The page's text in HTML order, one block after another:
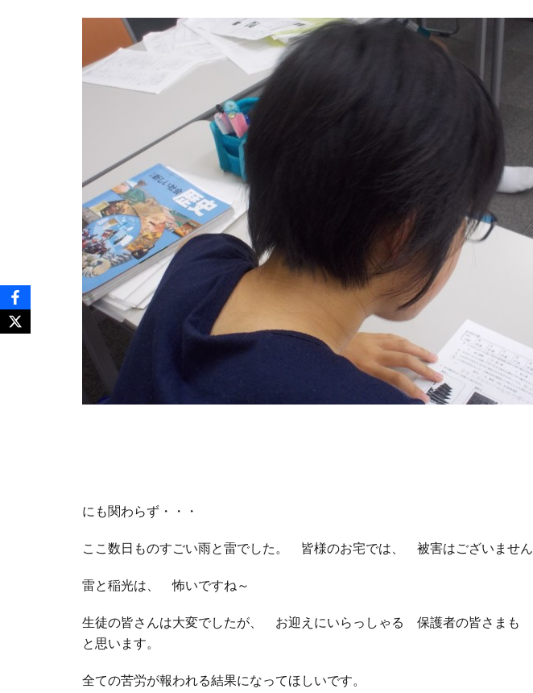
にも関わらず・・・
ここ数日ものすごい雨と雷でした。 皆様のお宅では、 被害はございません
雷と稲光は、 怖いですね～
生徒の皆さんは大変でしたが、 お迎えにいらっしゃる 保護者の皆さま
と思います。
全ての苦労が報われる結果になってほしいです。